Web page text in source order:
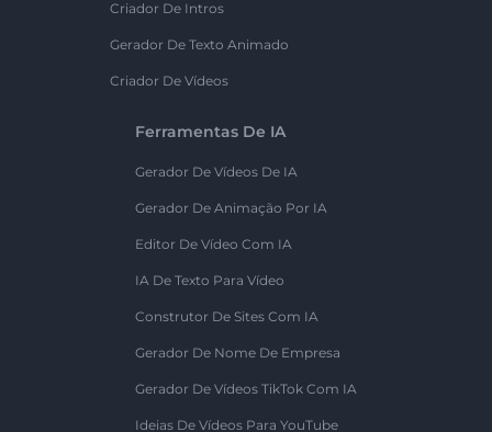
Criador De Intros
Gerador De Texto Animado
Criador De Vídeos
Ferramentas De IA
Gerador De Vídeos De IA
Gerador De Animação Por IA
Editor De Vídeo Com IA
IA De Texto Para Vídeo
Construtor De Sites Com IA
Gerador De Nome De Empresa
Gerador De Vídeos TikTok Com IA
Ideias De Vídeos Para YouTube